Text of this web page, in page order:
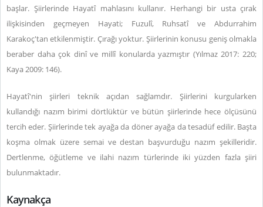
başlar. Şiirlerinde Hayatî mahlasını kullanır. Herhangi bir usta çırak
ilişkisinden geçmeyen Hayati; Fuzulî, Ruhsatî ve Abdurrahim
Karakoç'tan etkilenmiştir. Çırağı yoktur. Şiirlerinin konusu geniş olmakla
beraber daha çok dinî ve millî konularda yazmıştır (Yılmaz 2017: 220;
Kaya 2009: 146).
Hayatî'nin şiirleri teknik açıdan sağlamdır. Şiirlerini kurgularken
kullandığı nazım birimi dörtlüktür ve bütün şiirlerinde hece ölçüsünü
tercih eder. Şiirlerinde tek ayağa da döner ayağa da tesadüf edilir. Başta
koşma olmak üzere semai ve destan başvurduğu nazım şekilleridir.
Dertlenme, öğütleme ve ilahi nazım türlerinde iki yüzden fazla şiiri
bulunmaktadır.
Kaynakça